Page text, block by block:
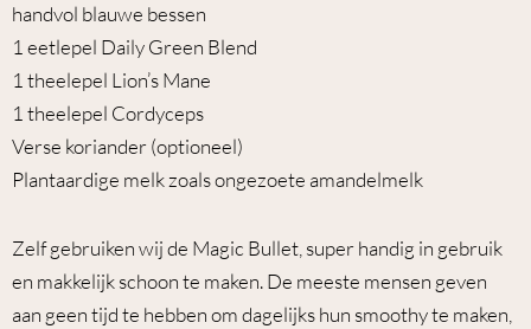
handvol blauwe bessen
1 eetlepel Daily Green Blend
1 theelepel Lion’s Mane
1 theelepel Cordyceps
Verse koriander (optioneel)
Plantaardige melk zoals ongezoete amandelmelk
Zelf gebruiken wij de Magic Bullet, super handig in gebruik
en makkelijk schoon te maken. De meeste mensen geven
aan geen tijd te hebben om dagelijks hun smoothy te maken,